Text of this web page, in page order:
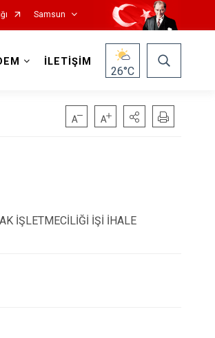
Samsun
Tekkeköy
İLETİŞİM
26°C
İŞLETMECİLİĞİ İŞİ İHALE